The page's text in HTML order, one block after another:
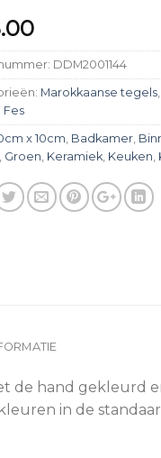
DDM2001144
Marokkaanse tegels
Fes
x 10cm Badkamer
Groen Keramiek Keuken
de hand gekleurd
in de